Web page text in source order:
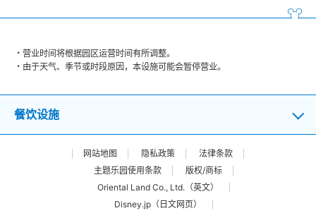
营业时间将根据园区运营时间有所调整。
由于天气、季节或时段原因，本设施可能会暂停营业。
餐饮设施
网站地图 隐私政策
法律条款
主题乐园使用条款
版权/商标
Oriental Land Co., Ltd.（英文）
Disney.jp（日文网页）